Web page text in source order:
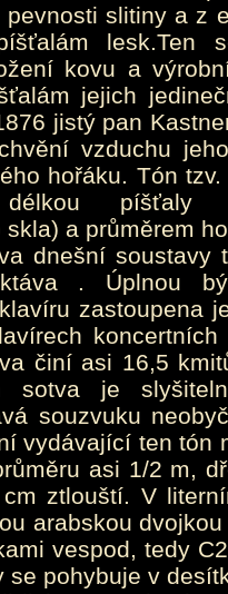
slitiny a z
lesk.Ten
kovu a
jejich
jistý pan
vzduchu
hořáku. Tón
délkou píšťaly
skla) a průměrem
dnešní soustavy
. Úplnou
zastoupena
činí asi 16,5
sotva je
souzvuku
vydávající ten tón
asi 1/2 m,
ztlouští. V
arabskou
vespod, tedy
se pohybuje v